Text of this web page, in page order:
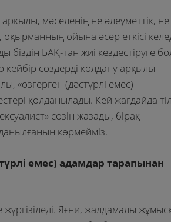
мәселенің не әлеуметтік, не
ойына әсер еткісі
біздің БАҚ-тан жиі кездестіруге
сөздерді қолдану арқылы
«өзгерген (дәстүрлі емес)
қолданылады. Кей жағдайда
сөзін жазады, бірақ
көрмейміз.
емес) адамдар тарапынан
Яғни, жалдамалы